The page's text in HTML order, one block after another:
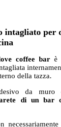
intagliato per
coffee bar è
della tazza.
da muro
di un bar